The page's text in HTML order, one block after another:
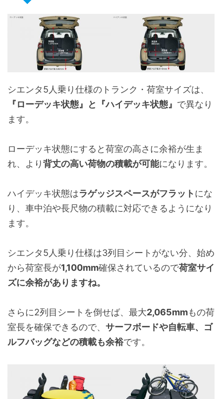
シエンタ5人乗り仕様のトランク・荷室サイズは、
『ローデッキ状態』と『ハイデッキ状態』 で異なり
ます。
ローデッキ状態にすると荷室の高さに余裕が生ま
れ、より背丈の高い荷物の積載が可能になります。
ハイデッキ状態はラゲッジスペースがフラットにな
り、車中泊や長尺物の積載に対応できるようになり
ます。
シエンタ5人乗り仕様は3列目シートがない分、始め
から荷室長が1,100mm確保されているので荷室サイ
ズに余裕がありますね。
さらに2列目シートを倒せば、最大2,065mmもの荷
室長を確保できるので、 サーフボードや自転車、ゴ
ルフバッグなどの積載も余裕です。